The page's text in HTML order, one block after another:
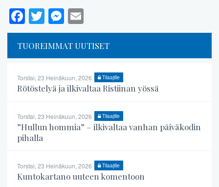
Facebook
TwitterMessenger
TUOREIMMAT UUTISET
Torstai, 23 Heinäkuun, 2026 Tilaajille
Rötöstelyä ja ilkivaltaa Ristiinan yössä
Torstai, 23 Heinäkuun, 2026 Tilaajille
”Hullun hommia” – ilkivaltaa vanhan päiväkodin
pihalla
Torstai, 23 Heinäkuun, 2026 Tilaajille
Kuntokartano uuteen komentoon